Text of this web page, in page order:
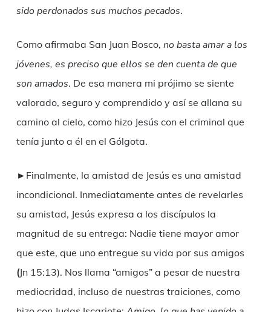
sido perdonados sus muchos pecados.
Como afirmaba San Juan Bosco, no basta amar a los
jóvenes, es preciso que ellos se den cuenta de que
son amados. De esa manera mi prójimo se siente
valorado, seguro y comprendido y así se allana su
camino al cielo, como hizo Jesús con el criminal que
tenía junto a él en el Gólgota.
►Finalmente, la amistad de Jesús es una amistad
incondicional. Inmediatamente antes de revelarles
su amistad, Jesús expresa a los discípulos la
magnitud de su entrega: Nadie tiene mayor amor
que este, que uno entregue su vida por sus amigos
(Jn 15:13). Nos llama “amigos” a pesar de nuestra
mediocridad, incluso de nuestras traiciones, como